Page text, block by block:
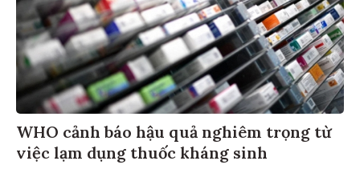
WHO cảnh báo hậu quả nghiêm trọng từ
việc lạm dụng thuốc kháng sinh